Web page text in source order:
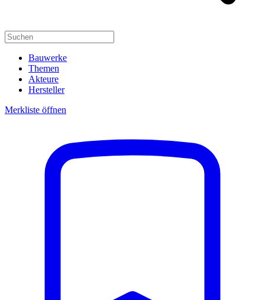
Bauwerke
Themen
Akteure
Hersteller
Merkliste öffnen